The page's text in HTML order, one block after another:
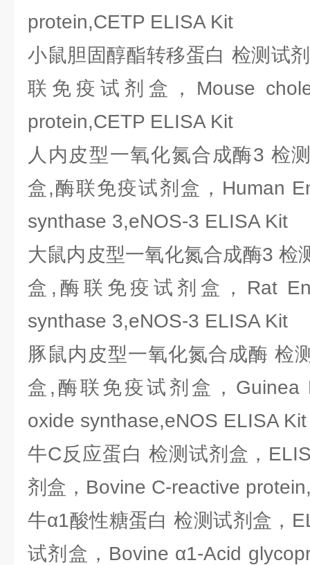
protein,CETP ELISA Kit
小鼠胆固醇酯转移蛋白 检测试
联免疫试剂盒，Mouse
protein,CETP ELISA Kit
人内皮型一氧化氮合成酶3 检
盒,酶联免疫试剂盒，Human
synthase 3,eNOS-3 ELISA Kit
大鼠内皮型一氧化氮合成酶3 检
盒,酶联免疫试剂盒，Rat
synthase 3,eNOS-3 ELISA Kit
豚鼠内皮型一氧化氮合成酶 检
盒,酶联免疫试剂盒，Guinea
oxide synthase,eNOS ELISA Kit
牛C反应蛋白 检测试剂盒，
剂盒，Bovine C-reactive
牛α1酸性糖蛋白 检测试剂盒，
试剂盒，Bovine α1-Acid